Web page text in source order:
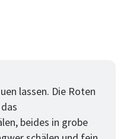
lassen. Die Roten
beides in grobe